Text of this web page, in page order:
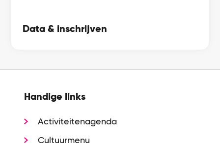
Data & inschrijven
Handige links
Activiteitenagenda
Cultuurmenu